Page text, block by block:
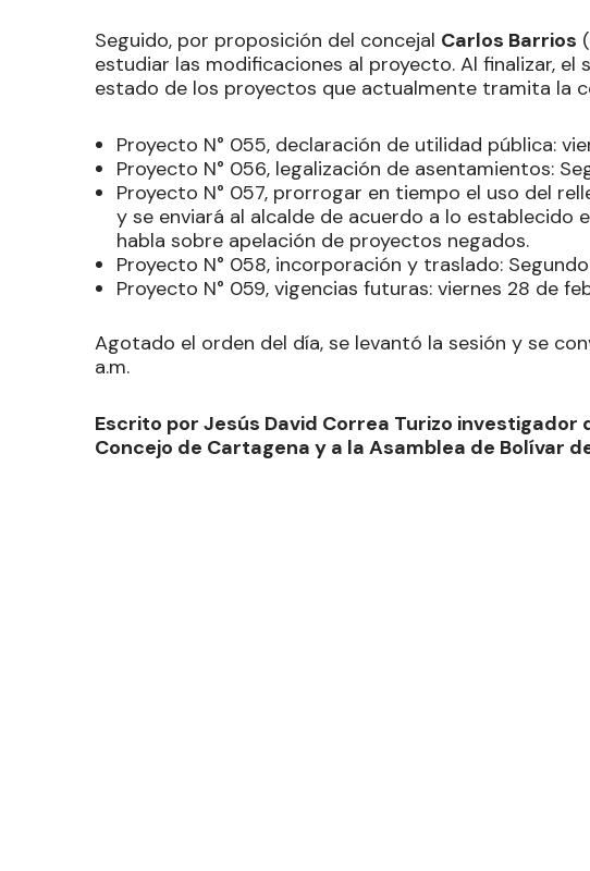
Seguido, por proposición del concejal Carlos Barrios
estudiar las modificaciones al proyecto. Al finalizar,
estado de los proyectos que actualmente tramita la
Proyecto N° 055, declaración de utilidad pública:
Proyecto N° 056, legalización de asentamientos:
Proyecto N° 057, prorrogar en tiempo el uso del
y se enviará al alcalde de acuerdo a lo establecido
habla sobre apelación de proyectos negados.
Proyecto N° 058, incorporación y traslado:
Proyecto N° 059, vigencias futuras: viernes 28 de
Agotado el orden del día, se levantó la sesión y se
a.m.
Escrito por Jesús David Correa Turizo
Concejo de Cartagena y a la Asamblea de Bolívar